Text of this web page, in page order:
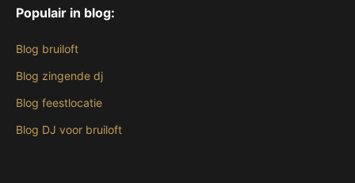
Populair in blog:
Blog bruiloft
Blog zingende dj
Blog feestlocatie
Blog DJ voor bruiloft